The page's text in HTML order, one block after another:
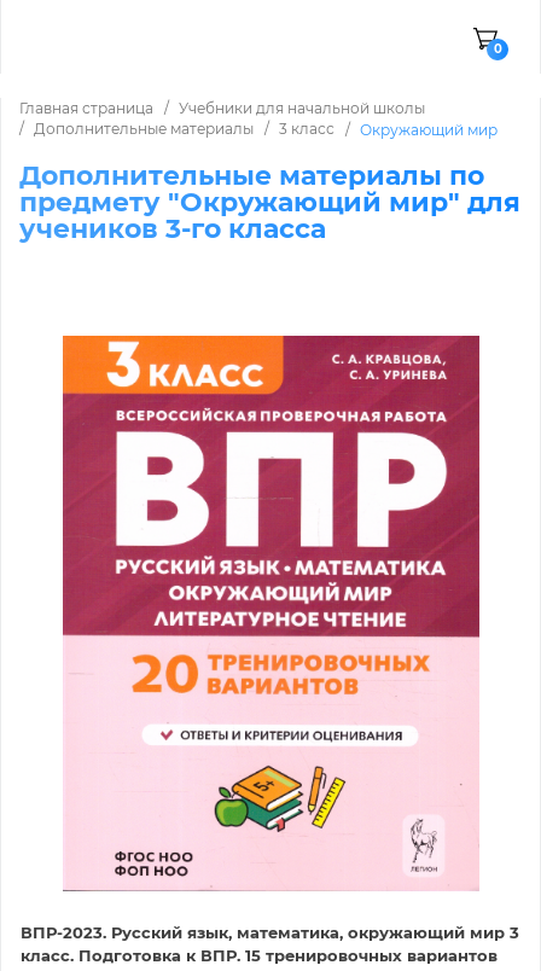
0
Главная страница
Учебники для начальной школы
Дополнительные материалы
3 класс Окружающий мир
Дополнительные материалы по
предмету "Окружающий мир" для
учеников 3-го класса
ВПР-2023. Русский язык, математика, окружающий мир 3
класс. Подготовка к ВПР. 15 тренировочных вариантов